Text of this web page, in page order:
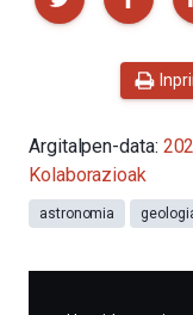
Argitalpen-data:
Kolaborazioak
astronomia